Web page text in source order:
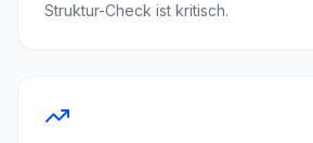
Struktur-Check ist kritisch.